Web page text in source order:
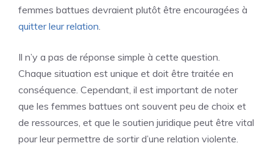
femmes battues devraient plutôt être encouragées à
quitter leur relation
Il n’y a pas de réponse simple à cette question.
Chaque situation est unique et doit être traitée en
conséquence. Cependant, il est important de noter
que les femmes battues ont souvent peu de choix et
de ressources, et que le soutien juridique peut être vital
pour leur permettre de sortir d’une relation violente.